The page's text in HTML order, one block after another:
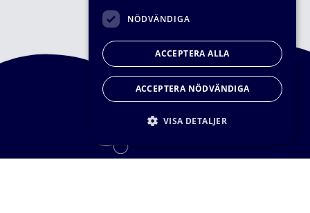
NÖDVÄNDIGA
ACCEPTERA ALLA
ACCEPTERA NÖDVÄNDIGA
VISA DETALJER